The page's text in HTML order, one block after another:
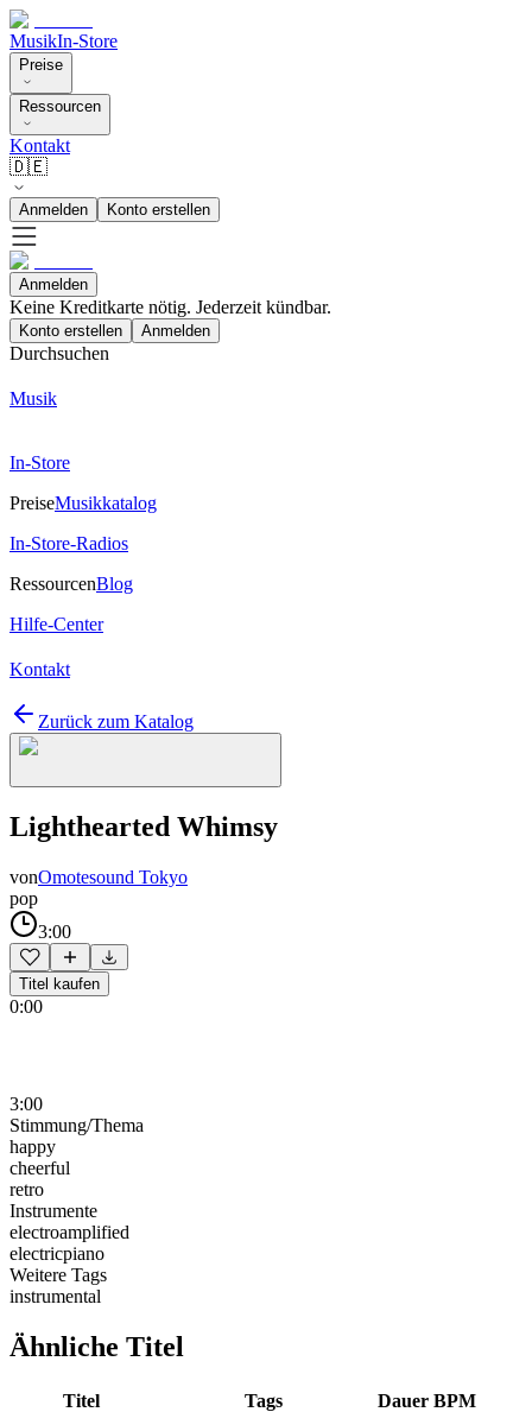
MusikIn-Store
Preise
Ressourcen
Kontakt
🇩🇪
Anmelden Konto erstellen
Anmelden
Keine Kreditkarte nötig. Jederzeit kündbar.
Konto erstellen Anmelden
Durchsuchen
Musik
In-Store
PreiseMusikkatalog
In-Store-Radios
RessourcenBlog
Hilfe-Center
Kontakt
Zurück zum Katalog
Lighthearted Whimsy
vonOmotesound Tokyo
pop
3:00
Titel kaufen
0:00
3:00
Stimmung/Thema
happy
cheerful
retro
Instrumente
electroamplified
electricpiano
Weitere Tags
instrumental
Ähnliche Titel
Titel Tags Dauer BPM